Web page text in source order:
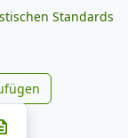
Standards
Google
auf Telegram
X